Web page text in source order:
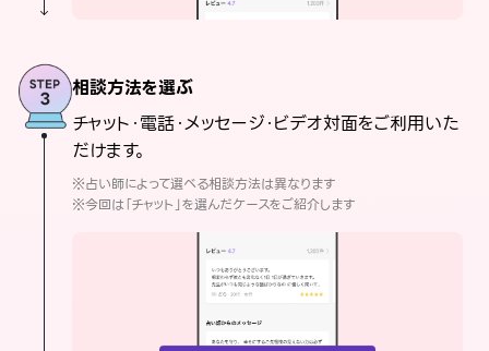
相談方法を選ぶ
チャット・電話・メッセージ・ビデオ対面をご利用いた
だけます。
※占い師によって選べる相談方法は異なります
※今回は「チャット」を選んだケースをご紹介します